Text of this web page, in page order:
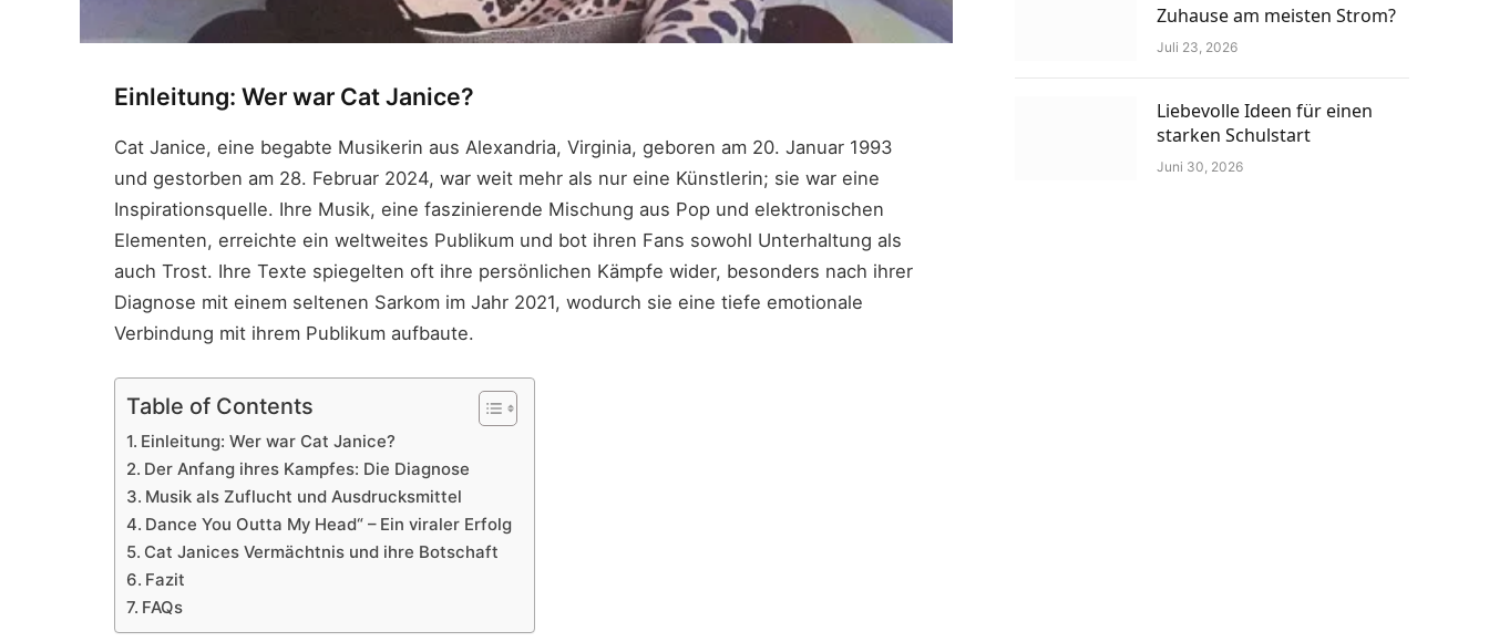
Einleitung: Wer war Cat Janice?
Cat Janice, eine begabte Musikerin aus Alexandria, Virginia, geboren am 20. Januar 1993
und gestorben am 28. Februar 2024, war weit mehr als nur eine Künstlerin; sie war eine
Inspirationsquelle. Ihre Musik, eine faszinierende Mischung aus Pop und elektronischen
Elementen, erreichte ein weltweites Publikum und bot ihren Fans sowohl Unterhaltung als
auch Trost. Ihre Texte spiegelten oft ihre persönlichen Kämpfe wider, besonders nach ihrer
Diagnose mit einem seltenen Sarkom im Jahr 2021, wodurch sie eine tiefe emotionale
Verbindung mit ihrem Publikum aufbaute.
Table of Contents
Einleitung: Wer war Cat Janice?
Der Anfang ihres Kampfes: Die Diagnose
Musik als Zuflucht und Ausdrucksmittel
Dance You Outta My Head“ – Ein viraler Erfolg
Cat Janices Vermächtnis und ihre Botschaft
Fazit
FAQs
Zuhause am meisten Strom?
Juli 23, 2026
Liebevolle Ideen für einen
starken Schulstart
Juni 30, 2026